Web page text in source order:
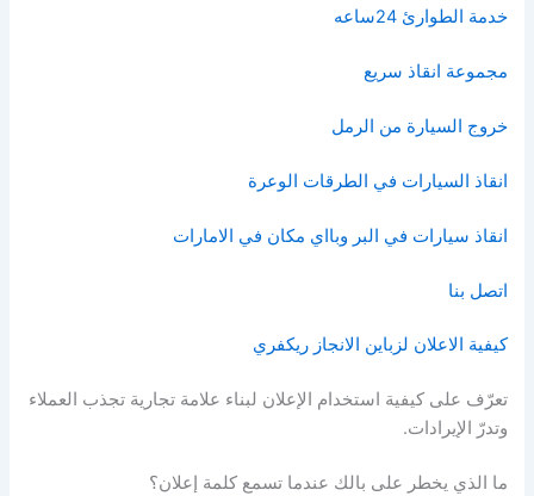
خدمة الطوارئ 24ساعه
مجموعة انقاذ سريع
خروج السيارة من الرمل
انقاذ السيارات في الطرقات الوعرة
انقاذ سيارات في البر وبااي مكان في الامارات
اتصل بنا
كيفية الاعلان لزباين الانجاز ريكفري
تعرّف على كيفية استخدام الإعلان لبناء علامة تجارية تجذب العملاء
وتدرّ الإيرادات.
ما الذي يخطر على بالك عندما تسمع كلمة إعلان؟